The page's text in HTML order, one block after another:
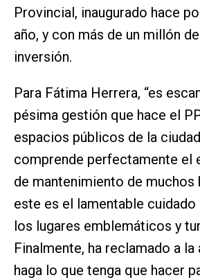
Provincial, inaugurado hace
año, y con más de un millón
inversión.
Para Fátima Herrera, “es
pésima gestión que hace el
espacios públicos de la
comprende perfectamente el
de mantenimiento de muchos
este es el lamentable cuidado
los lugares emblemáticos y
Finalmente, ha reclamado a la
haga lo que tenga que hacer